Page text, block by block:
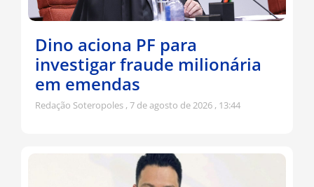
Dino aciona PF para
investigar fraude milionária
em emendas
Redação Soteropoles 7 de agosto de 2026 13:44